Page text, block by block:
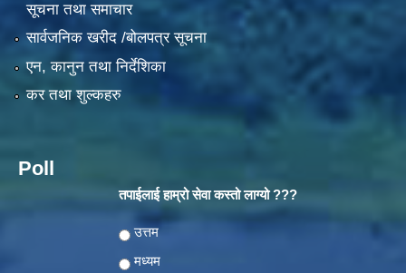
सूचना तथा समाचार
सार्वजनिक खरीद /बोलपत्र सूचना
एन, कानुन तथा निर्देशिका
कर तथा शुल्कहरु
Poll
तपाईलाई हाम्रो सेवा कस्तो लाग्यो ???
Choices
उत्तम
मध्यम